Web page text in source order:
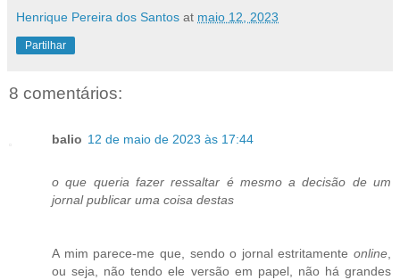
Henrique Pereira dos Santos at maio 12, 2023
Partilhar
8 comentários:
balio 12 de maio de 2023 às 17:44
o que queria fazer ressaltar é mesmo a decisão de um
jornal publicar uma coisa destas
A mim parece-me que, sendo o jornal estritamente online
ou seja, não tendo ele versão em papel, não há grandes